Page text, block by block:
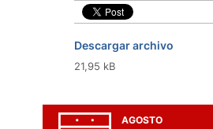
Descargar archivo
21,95 kB
AGOSTO